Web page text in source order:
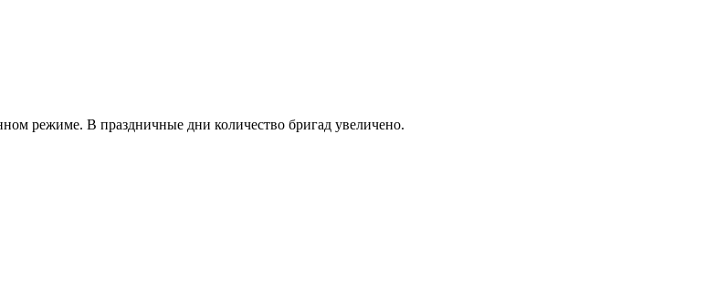
режиме. В праздничные дни количество бригад увеличено.